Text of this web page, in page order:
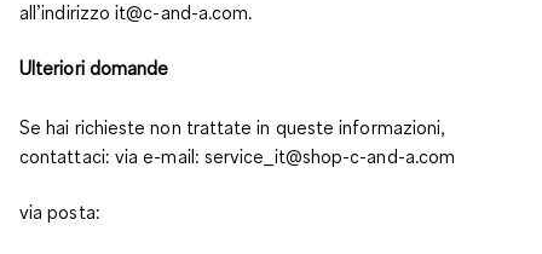
all’indirizzo it@c-and-a.com.
Ulteriori domande
Se hai richieste non trattate in queste informazioni,
contattaci: via e-mail: service_it@shop-c-and-a.com
via posta: